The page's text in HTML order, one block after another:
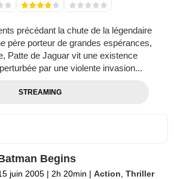
précédant la chute de la légendaire
père porteur de grandes espérances,
Patte de Jaguar vit une existence
par une violente invasion...
STREAMING
Begins
juin 2005 | 2h 20min | Action ,Thriller